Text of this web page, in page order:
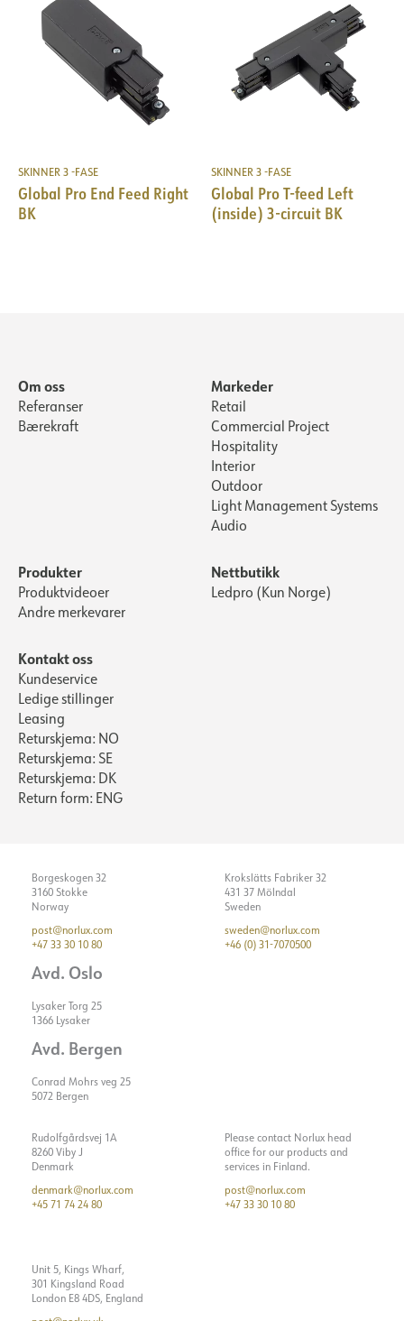
SKINNER 3 -FASE
Global Pro End Feed Right
BK
SKINNER 3 -FASE
Global Pro T-feed Left
(inside) 3-circuit BK
Om oss
Referanser
Bærekraft
Markeder
Retail
Commercial Project
Hospitality
Interior
Outdoor
Light Management Systems
Audio
Produkter
Produktvideoer
Andre merkevarer
Nettbutikk
Ledpro (Kun Norge)
Kontakt oss
Kundeservice
Ledige stillinger
Leasing
Returskjema: NO
Returskjema: SE
Returskjema: DK
Return form: ENG
Borgeskogen 32
3160 Stokke
Norway
post@norlux.com
+47 33 30 10 80
Avd. Oslo
Lysaker Torg 25
1366 Lysaker
Avd. Bergen
Conrad Mohrs veg 25
5072 Bergen
Krokslätts Fabriker 32
431 37 Mölndal
Sweden
sweden@norlux.com
+46 (0) 31-7070500
Rudolfgårdsvej 1A
8260 Viby J
Denmark
denmark@norlux.com
+45 71 74 24 80
Please contact Norlux head
office for our products and
services in Finland.
post@norlux.com
+47 33 30 10 80
Unit 5, Kings Wharf,
301 Kingsland Road
London E8 4DS, England